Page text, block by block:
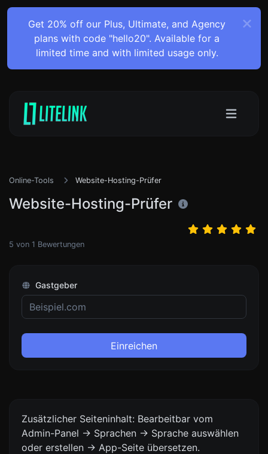
Get 20% off our Plus, Ultimate, and Agency
plans with code "hello20". Available for a
limited time and with limited usage only.
Online-Tools Website-Hosting-Prüfer
Website-Hosting-Prüfer
5 von 1 Bewertungen
Gastgeber
Einreichen
Zusätzlicher Seiteninhalt: Bearbeitbar vom
Admin-Panel -> Sprachen -> Sprache auswählen
oder erstellen -> App-Seite übersetzen.